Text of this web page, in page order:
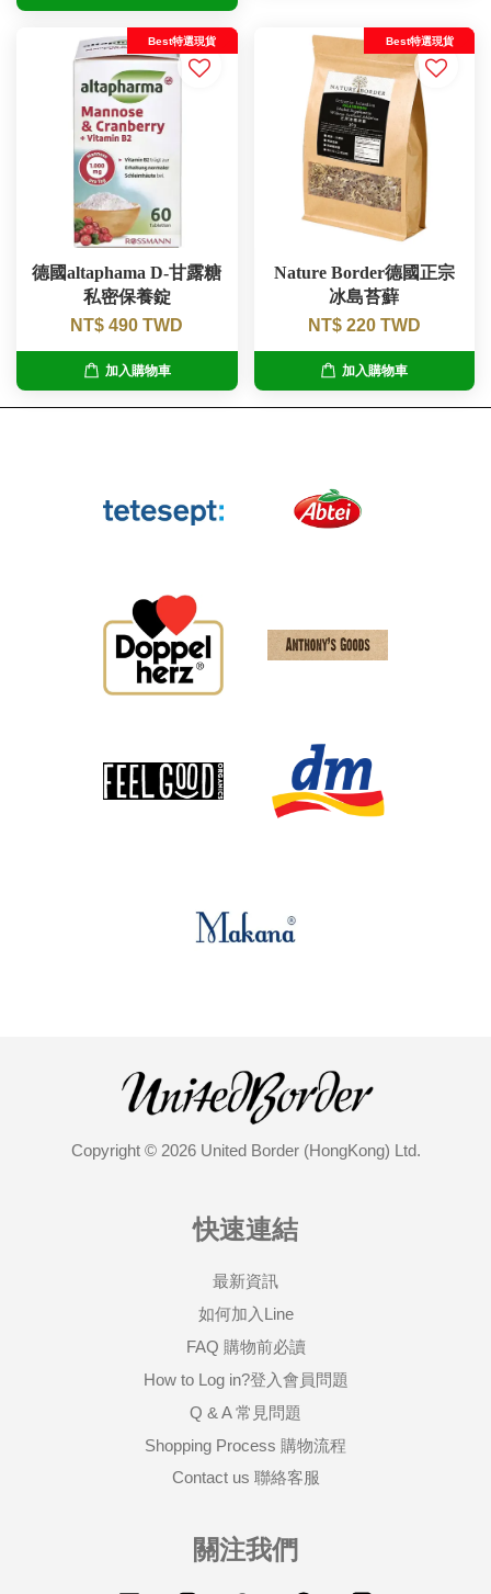
Best特選現貨
德國altaphama D-甘露糖
私密保養錠
NT$ 490 TWD
加入購物車
Best特選現貨
Nature Border德國正宗
冰島苔蘚
NT$ 220 TWD
加入購物車
Copyright © 2026 United Border (HongKong) Ltd.
快速連結
最新資訊
如何加入Line
FAQ 購物前必讀
How to Log in?登入會員問題
Q & A 常見問題
Shopping Process 購物流程
Contact us 聯絡客服
關注我們